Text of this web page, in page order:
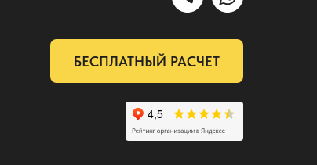
БЕСПЛАТНЫЙ РАСЧЕТ